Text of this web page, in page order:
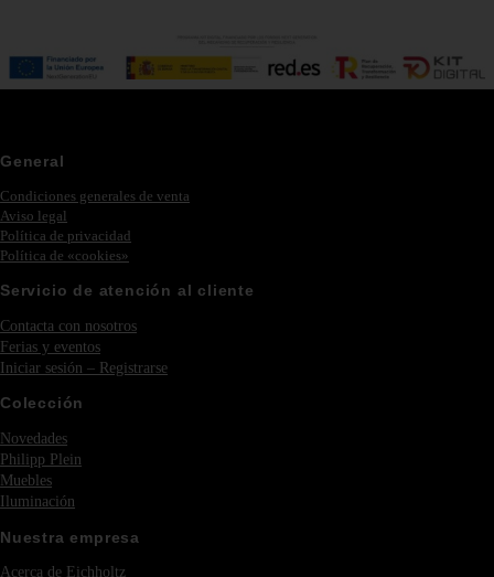
General
Condiciones generales de venta
Aviso legal
Política de privacidad
Política de «cookies»
Servicio de atención al cliente
Contacta con nosotros
Ferias y eventos
Iniciar sesión – Registrarse
Colección
Novedades
Philipp Plein
Muebles
Iluminación
Nuestra empresa
Acerca de Eichholtz